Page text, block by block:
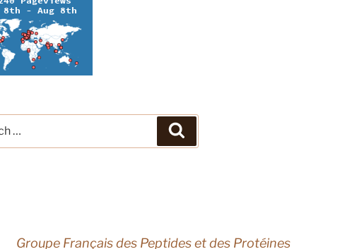
Groupe Français des Peptides et des Protéines